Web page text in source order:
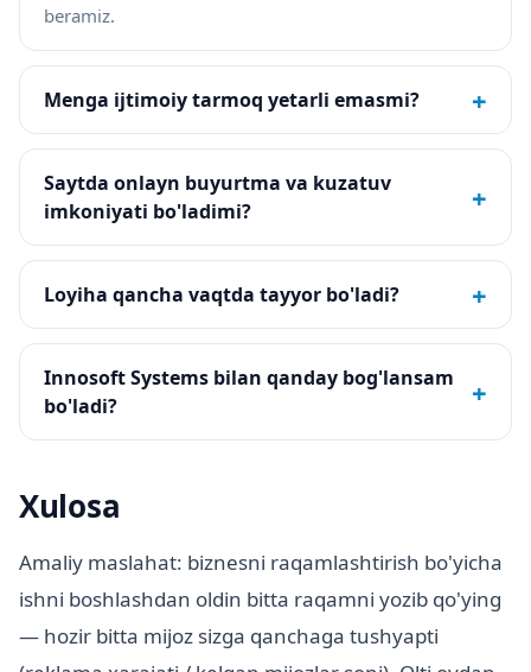
beramiz.
Menga ijtimoiy tarmoq yetarli emasmi? +
Saytda onlayn buyurtma va kuzatuv
imkoniyati bo'ladimi?
+
Loyiha qancha vaqtda tayyor bo'ladi? +
Innosoft Systems bilan qanday bog'lansam
bo'ladi?
+
Xulosa
Amaliy maslahat: biznesni raqamlashtirish bo'yicha
ishni boshlashdan oldin bitta raqamni yozib qo'ying
— hozir bitta mijoz sizga qanchaga tushyapti